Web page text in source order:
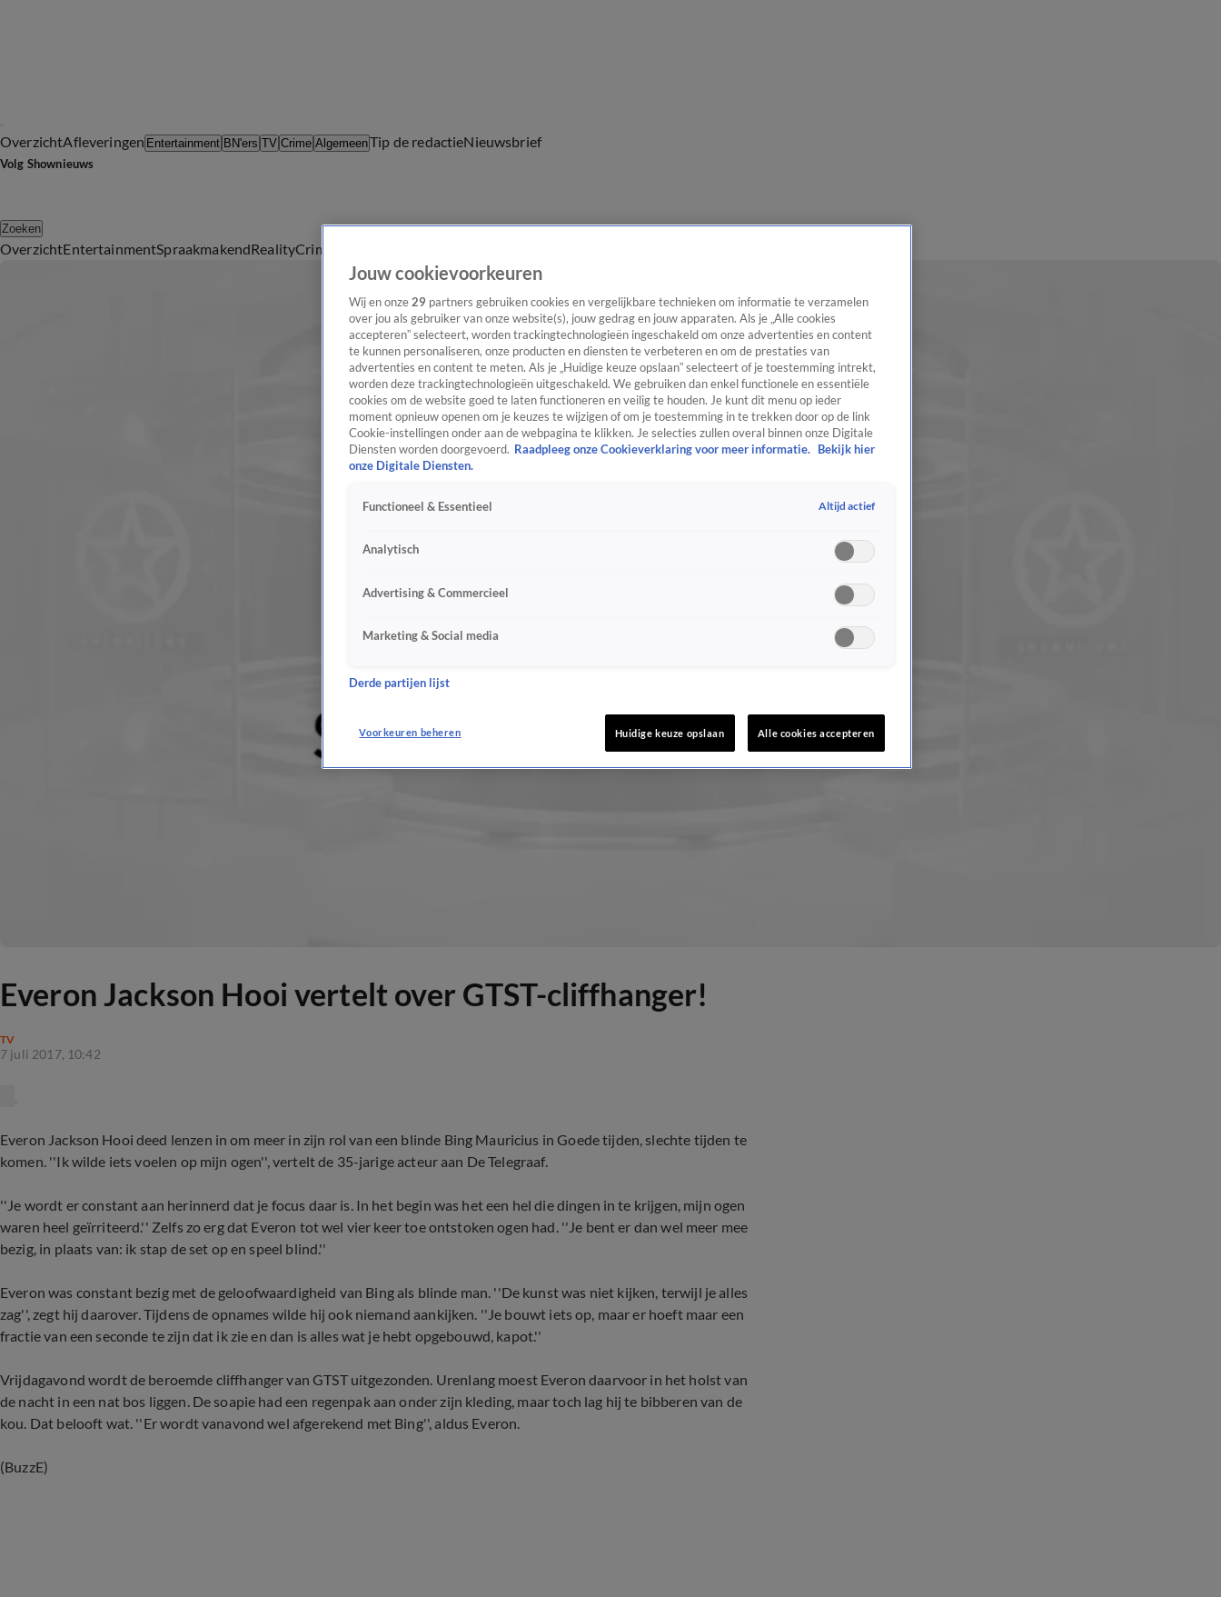
OverzichtAfleveringen Entertainment BN'ers TV Crime AlgemeenTip de redactieNieuwsbrief
Volg Shownieuws
Zoeken
OverzichtEntertainmentSpraakmakendRealityCrime
Everon Jackson Hooi vertelt over GTST-cliffhanger!
TV
7 juli 2017, 10:42
Everon Jackson Hooi deed lenzen in om meer in zijn rol van een blinde Bing Mauricius in Goede tijden, slechte tijden te
komen. ''Ik wilde iets voelen op mijn ogen'', vertelt de 35-jarige acteur aan De Telegraaf.
''Je wordt er constant aan herinnerd dat je focus daar is. In het begin was het een hel die dingen in te krijgen, mijn ogen
waren heel geïrriteerd.'' Zelfs zo erg dat Everon tot wel vier keer toe ontstoken ogen had. ''Je bent er dan wel meer mee
bezig, in plaats van: ik stap de set op en speel blind.''
Everon was constant bezig met de geloofwaardigheid van Bing als blinde man. ''De kunst was niet kijken, terwijl je alles
zag'', zegt hij daarover. Tijdens de opnames wilde hij ook niemand aankijken. ''Je bouwt iets op, maar er hoeft maar een
fractie van een seconde te zijn dat ik zie en dan is alles wat je hebt opgebouwd, kapot.''
Vrijdagavond wordt de beroemde cliffhanger van GTST uitgezonden. Urenlang moest Everon daarvoor in het holst van
de nacht in een nat bos liggen. De soapie had een regenpak aan onder zijn kleding, maar toch lag hij te bibberen van de
kou. Dat belooft wat. ''Er wordt vanavond wel afgerekend met Bing'', aldus Everon.
(BuzzE)
Jouw cookievoorkeuren
Wij en onze 29 partners gebruiken cookies en vergelijkbare technieken om informatie te verzamelen
over jou als gebruiker van onze website(s), jouw gedrag en jouw apparaten. Als je „Alle cookies
accepteren” selecteert, worden trackingtechnologieën ingeschakeld om onze advertenties en content
te kunnen personaliseren, onze producten en diensten te verbeteren en om de prestaties van
advertenties en content te meten. Als je „Huidige keuze opslaan” selecteert of je toestemming intrekt,
worden deze trackingtechnologieën uitgeschakeld. We gebruiken dan enkel functionele en essentiële
cookies om de website goed te laten functioneren en veilig te houden. Je kunt dit menu op ieder
moment opnieuw openen om je keuzes te wijzigen of om je toestemming in te trekken door op de link
Cookie-instellingen onder aan de webpagina te klikken. Je selecties zullen overal binnen onze Digitale
Diensten worden doorgevoerd. Raadpleeg onze Cookieverklaring voor meer informatie. Bekijk hier
onze Digitale Diensten.
Functioneel & Essentieel Altijd actief
Analytisch
Advertising & Commercieel
Marketing & Social media
Derde partijen lijst
Voorkeuren beheren Huidige keuze opslaan Alle cookies accepteren